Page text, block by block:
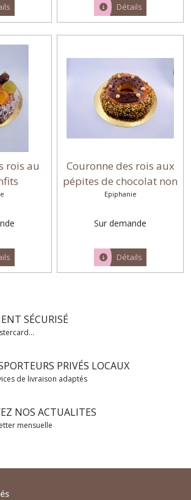
Détails
rois au
Couronne des rois aux
pépites de chocolat non
garnie
Epiphanie
Sur demande
Détails
SÉCURISÉ
PRIVÉS LOCAUX
de livraison adaptés
NOS ACTUALITES
mensuelle